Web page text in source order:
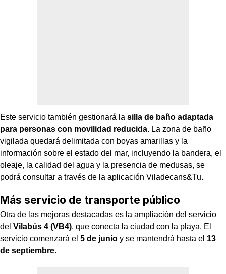
Este servicio también gestionará la silla de baño adaptada
para personas con movilidad reducida. La zona de baño
vigilada quedará delimitada con boyas amarillas y la
información sobre el estado del mar, incluyendo la bandera, el
oleaje, la calidad del agua y la presencia de medusas, se
podrá consultar a través de la aplicación Viladecans&Tu.
Más servicio de transporte público
Otra de las mejoras destacadas es la ampliación del servicio
del Vilabús 4 (VB4), que conecta la ciudad con la playa. El
servicio comenzará el 5 de junio y se mantendrá hasta el 13
de septiembre.